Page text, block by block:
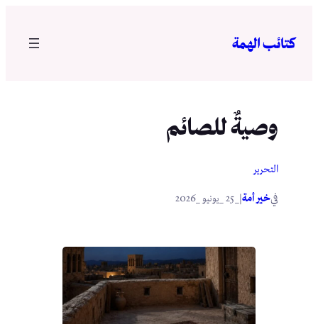
المحتوى
كتائب الهمة
وصيةٌ للصائم
التحرير
فيخير أمة